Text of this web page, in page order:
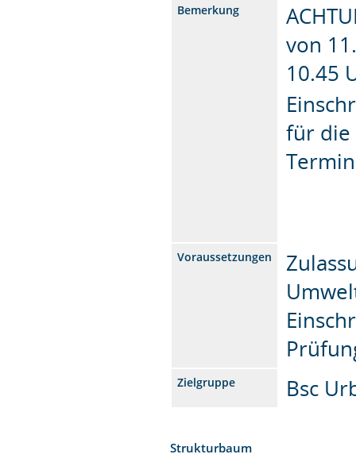
Bemerkung
von
10.45
für die
Voraussetzungen
Zielgruppe Bsc
Strukturbaum